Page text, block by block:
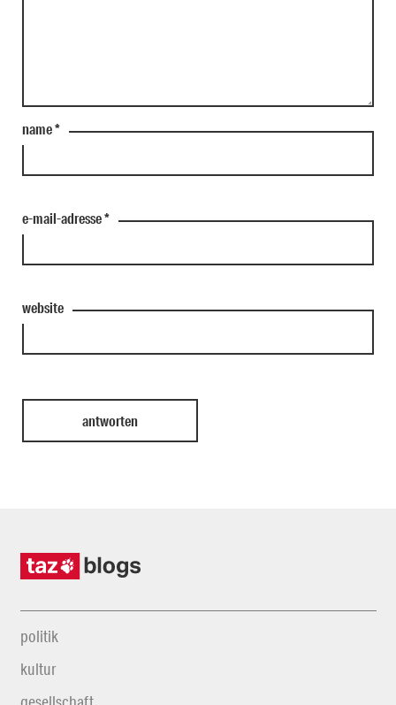
name*
e-mail-adresse*
website
politik
kultur